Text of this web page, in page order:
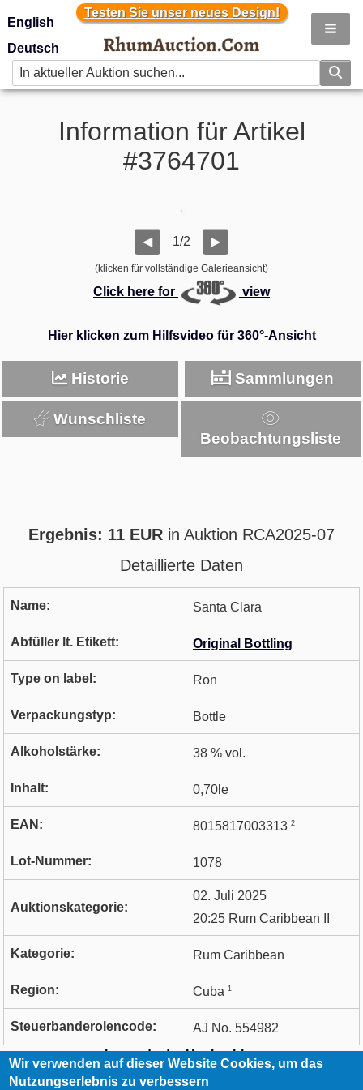
Testen Sie unser neues Design!
Testen Sie unser neues Design!
English
Deutsch
Information für Artikel
#3764701
◀ 1/2 ▶
(klicken für vollständige Galerieansicht)
Click here for view
Hier klicken zum Hilfsvideo für 360°-Ansicht
Historie Sammlungen
Wunschliste
Beobachtungsliste
Ergebnis: 11 EUR in Auktion RCA2025-07
Detaillierte Daten
Name: Santa Clara
Abfüller lt. Etikett: Original Bottling
Type on label: Ron
Verpackungstyp: Bottle
Alkoholstärke: 38 % vol.
Inhalt: 0,70le
EAN: 8015817003313 2
Lot-Nummer: 1078
Auktionskategorie:
02. Juli 2025
20:25 Rum Caribbean II
Kategorie: Rum Caribbean
Region: Cuba 1
Steuerbanderolencode:
AJ No. 554982
Legende der Hochzahlen
Wir verwenden auf dieser Website Cookies, um das
Nutzungserlebnis zu verbessern